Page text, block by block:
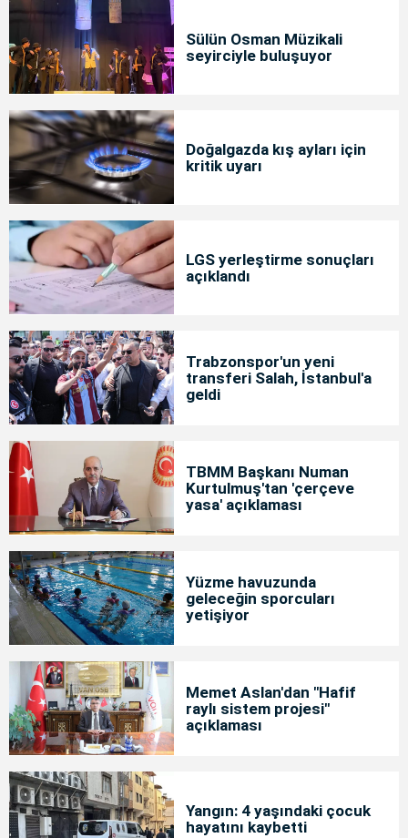
Sülün Osman Müzikali
seyirciyle buluşuyor
Doğalgazda kış ayları için
kritik uyarı
LGS yerleştirme sonuçları
açıklandı
Trabzonspor'un yeni
transferi Salah, İstanbul'a
geldi
TBMM Başkanı Numan
Kurtulmuş'tan 'çerçeve
yasa' açıklaması
Yüzme havuzunda
geleceğin sporcuları
yetişiyor
Memet Aslan'dan "Hafif
raylı sistem projesi"
açıklaması
Yangın: 4 yaşındaki çocuk
hayatını kaybetti